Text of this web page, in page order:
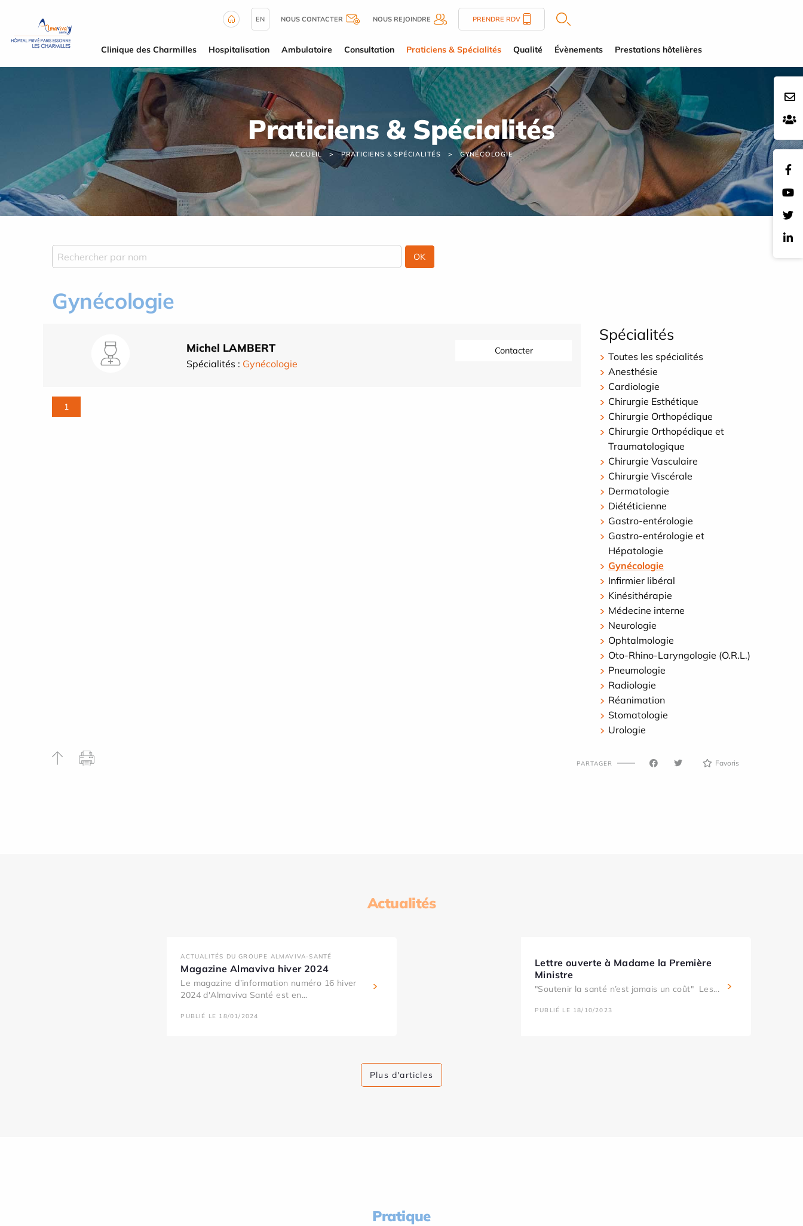
EN NOUS CONTACTER NOUS REJOINDRE PRENDRE RDV
Clinique des Charmilles Hospitalisation Ambulatoire Consultation Praticiens & Spécialités Qualité Évènements Prestations hôtelières
Praticiens & Spécialités
ACCUEIL PRATICIENS & SPÉCIALITÉS GYNÉCOLOGIE
Gynécologie
Michel LAMBERT
Spécialités : Gynécologie
Contacter
1
Spécialités
Toutes les spécialités
Anesthésie
Cardiologie
Chirurgie Esthétique
Chirurgie Orthopédique
Chirurgie Orthopédique et
Traumatologique
Chirurgie Vasculaire
Chirurgie Viscérale
Dermatologie
Diététicienne
Gastro-entérologie
Gastro-entérologie et
Hépatologie
Gynécologie
Infirmier libéral
Kinésithérapie
Médecine interne
Neurologie
Ophtalmologie
Oto-Rhino-Laryngologie (O.R.L.)
Pneumologie
Radiologie
Réanimation
Stomatologie
Urologie
PARTAGER Favoris
Actualités
ACTUALITÉS DU GROUPE ALMAVIVA-SANTÉ
Magazine Almaviva hiver 2024
Le magazine d’information numéro 16 hiver
2024 d'Almaviva Santé est en...
PUBLIÉ LE 18/01/2024
Lettre ouverte à Madame la Première
Ministre
"Soutenir la santé n’est jamais un coût" Les...
PUBLIÉ LE 18/10/2023
Plus d'articles
Pratique